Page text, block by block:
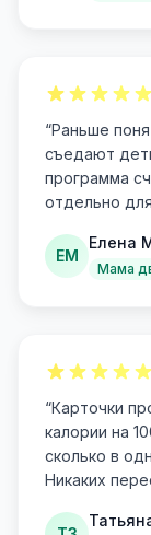
“Раньше
съедают
программа
отдельно
ЕМ
Елена
Мама
“Карточки
калории на
сколько в
Никаких